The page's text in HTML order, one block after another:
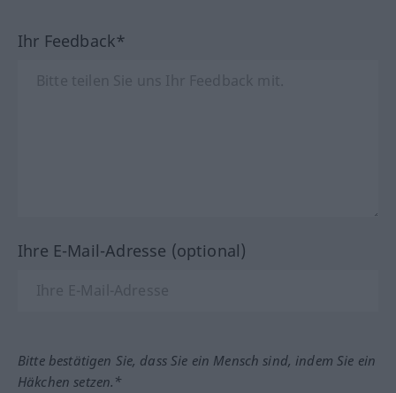
Ihr Feedback*
Ihre E-Mail-Adresse (optional)
Bitte bestätigen Sie, dass Sie ein Mensch sind, indem Sie ein
Häkchen setzen.*